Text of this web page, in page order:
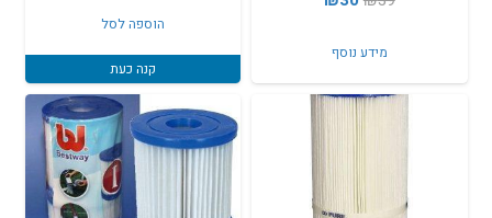
היה:
₪39.
₪30.
מידע נוסף
היה:
₪49.
₪35.
הוספה לסל
קנה כעת